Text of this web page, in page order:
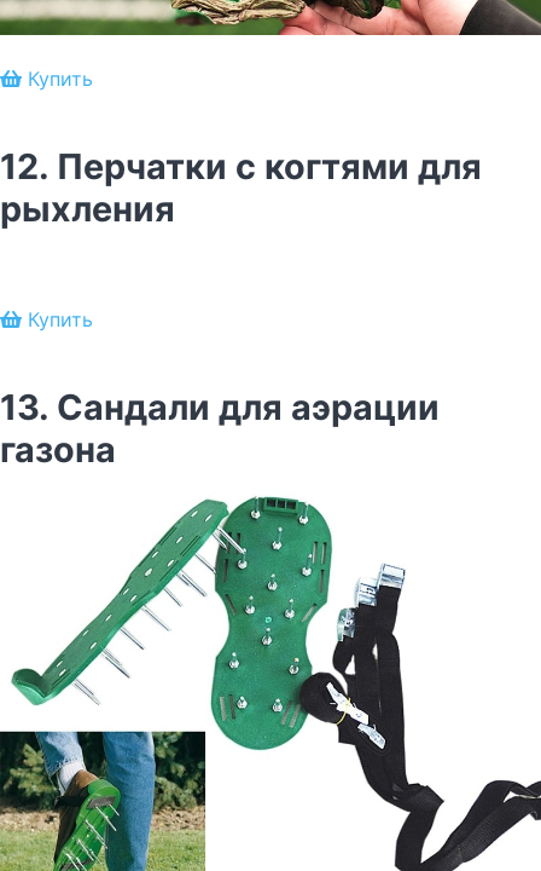
Купить
12. Перчатки с когтями для
рыхления
Купить
13. Сандали для аэрации
газона